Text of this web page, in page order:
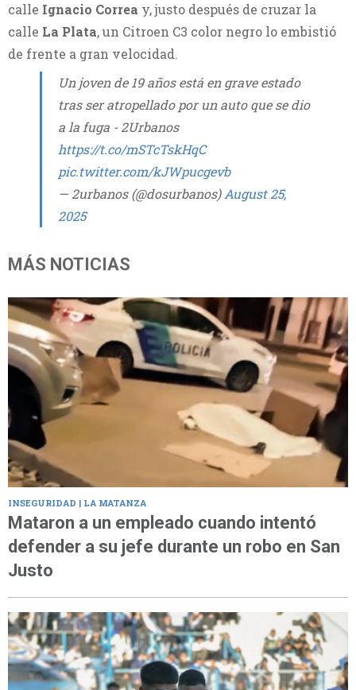
calle Ignacio Correa y, justo después de cruzar la
calle La Plata, un Citroen C3 color negro lo embistió
de frente a gran velocidad.
Un joven de 19 años está en grave estado
tras ser atropellado por un auto que se dio
a la fuga - 2Urbanos
https://t.co/mSTcTskHqC
pic.twitter.com/kJWpucgevb
— 2urbanos (@dosurbanos)August 25,
2025
MÁS NOTICIAS
INSEGURIDAD | LA MATANZA
Mataron a un empleado cuando intentó
defender a su jefe durante un robo en San
Justo